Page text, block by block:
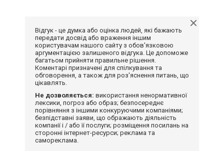
Відгук - це думка або оцінка людей, які бажають
передати досвід або враження іншим
користувачам нашого сайту з обов'язковою
аргументацією залишеного відгука. Це допоможе
багатьом прийняти правильне рішення.
Коментарі призначені для спілкування та
обговорення, а також для роз'яснення питань, що
цікавлять.
Не дозволяється: використання ненормативної
лексики, погроз або образ; безпосереднє
порівняння з іншими конкуруючими компаніями;
безпідставні заяви, що ображають діяльність
компанії і / або її послуги; розміщення посилань на
сторонні інтернет-ресурси; реклама та
самореклама.